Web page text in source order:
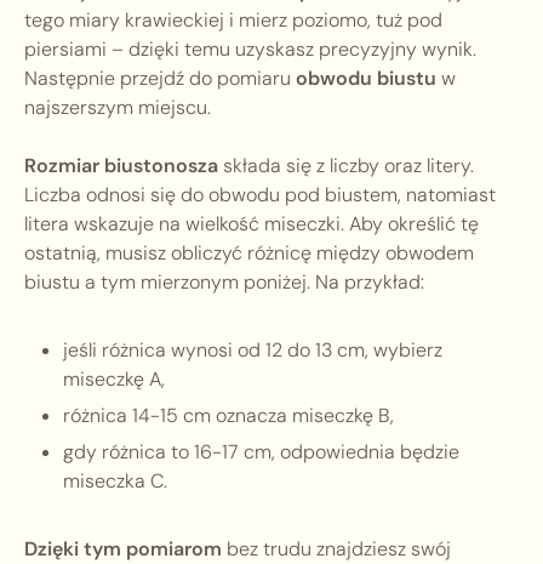
tego miary krawieckiej i mierz poziomo, tuż pod
piersiami – dzięki temu uzyskasz precyzyjny wynik.
Następnie przejdź do pomiaru obwodu biustu w
najszerszym miejscu.
Rozmiar biustonosza składa się z liczby oraz litery.
Liczba odnosi się do obwodu pod biustem, natomiast
litera wskazuje na wielkość miseczki. Aby określić tę
ostatnią, musisz obliczyć różnicę między obwodem
biustu a tym mierzonym poniżej. Na przykład:
jeśli różnica wynosi od 12 do 13 cm, wybierz
miseczkę A,
różnica 14-15 cm oznacza miseczkę B,
gdy różnica to 16-17 cm, odpowiednia będzie
miseczka C.
Dzięki tym pomiarom bez trudu znajdziesz swój